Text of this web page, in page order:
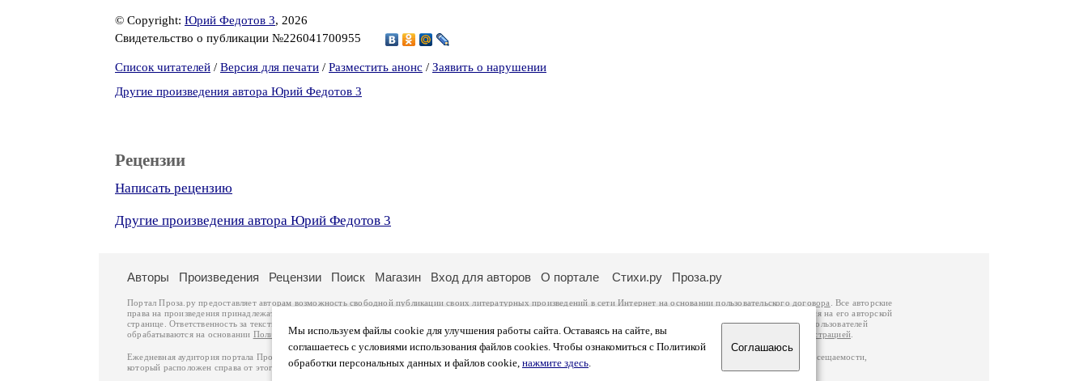
© Copyright: Юрий Федотов 3, 2026
Свидетельство о публикации №226041700955
Список читателей / Версия для печати / Разместить анонс / Заявить о нарушении
Другие произведения автора Юрий Федотов 3
Рецензии
Написать рецензию
Другие произведения автора Юрий Федотов 3
Мы используем файлы cookie для улучшения работы сайта. Оставаясь на сайте, вы
соглашаетесь с условиями использования файлов cookies. Чтобы ознакомиться с Политикой
обработки персональных данных и файлов cookie, нажмите здесь.
Соглашаюсь
Авторы Произведения Рецензии Поиск Магазин Вход для авторов О портале Стихи.ру Проза.ру
Портал Проза.ру предоставляет авторам возможность свободной публикации своих литературных произведений в сети Интернет на основаниипользовательского договора
. Все авторские
права на произведения принадлежат авторам и охраняются
. Перепечатка произведений возможна только с согласия его автора, к которому вы можете обратиться на его авторской
странице. Ответственность за тексты произведений авторы несут самостоятельно на основании
законодательства Российской Федерации. Данные пользователей
обрабатываются на основании Политики обработки персональных данных. Вы также можете посмотреть более подробнуюинформацию о портале связаться с администрацией
Ежедневная аудитория портала Проза.ру – порядка 100 тысяч посетителей, которые в общей сумме просматривают более полумиллиона страниц по данным счетчика посещаемости,
который расположен справа от этого текста. В каждой графе указано по две цифры: количество просмотров и количество посетителей.